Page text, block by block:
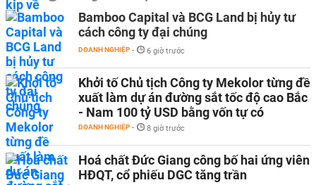
Bamboo Capital và BCG Land bị hủy tư
cách công ty đại chúng
DOANH NGHIỆP - 6 giờ trước
Khởi tố Chủ tịch Công ty Mekolor từng đề
xuất làm dự án đường sắt tốc độ cao Bắc
- Nam 100 tỷ USD bằng vốn tự có
DOANH NGHIỆP - 8 giờ trước
Hoá chất Đức Giang công bố hai ứng viên
HĐQT, cổ phiếu DGC tăng trần